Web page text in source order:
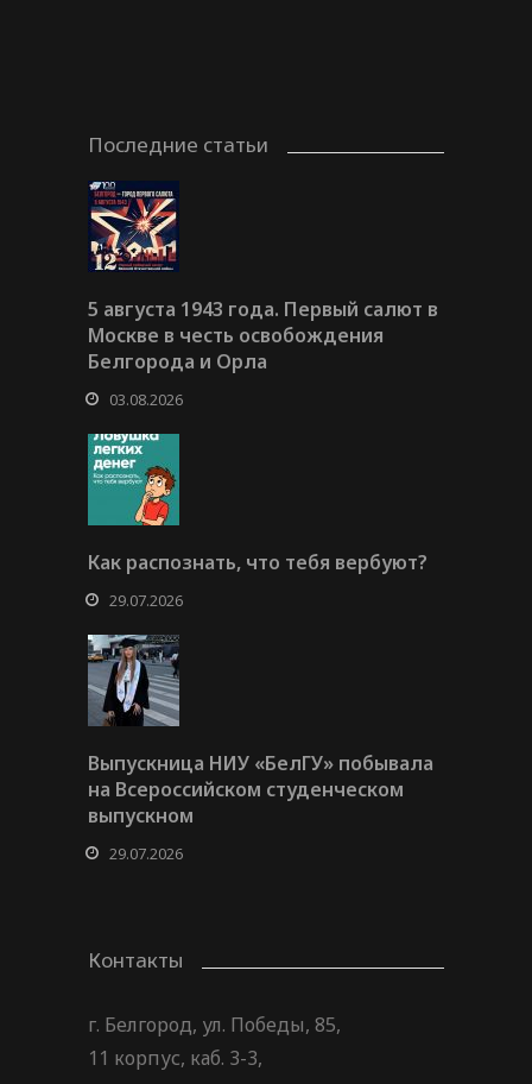
Последние статьи
5 августа 1943 года. Первый салют в
Москве в честь освобождения
Белгорода и Орла
03.08.2026
Как распознать, что тебя вербуют?
29.07.2026
Выпускница НИУ «БелГУ» побывала
на Всероссийском студенческом
выпускном
29.07.2026
Контакты
г. Белгород, ул. Победы, 85,
11 корпус, каб. 3-3,